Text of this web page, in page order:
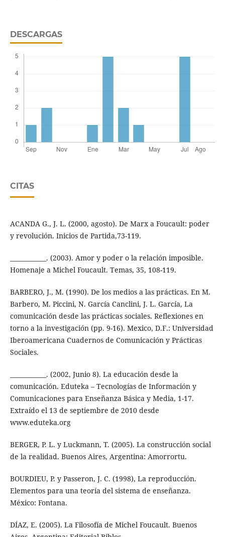
DESCARGAS
CITAS
ACANDA G., J. L. (2000, agosto). De Marx a Foucault: poder
y revolución. Inicios de Partida,73-119.
____________. (2003). Amor y poder o la relación imposible.
Homenaje a Michel Foucault. Temas, 35, 108-119.
BARBERO, J., M. (1990). De los medios a las prácticas. En M.
Barbero, M. Piccini, N. García Canclini, J. L. García, La
comunicación desde las prácticas sociales. Reflexiones en
torno a la investigación (pp. 9-16). Mexico, D.F.: Universidad
Iberoamericana Cuadernos de Comunicación y Prácticas
Sociales.
____________. (2002, Junio 8). La educación desde la
comunicación. Eduteka – Tecnologías de Información y
Comunicaciones para Enseñanza Básica y Media, 1-17.
Extraído el 13 de septiembre de 2010 desde
www.eduteka.org
BERGER, P. L. y Luckmann, T. (2005). La construcción social
de la realidad. Buenos Aires, Argentina: Amorrortu.
BOURDIEU, P. y Passeron, J. C. (1998), La reproducción.
Elementos para una teoría del sistema de enseñanza.
México: Fontana.
DÍAZ, E. (2005). La Filosofía de Michel Foucault. Buenos